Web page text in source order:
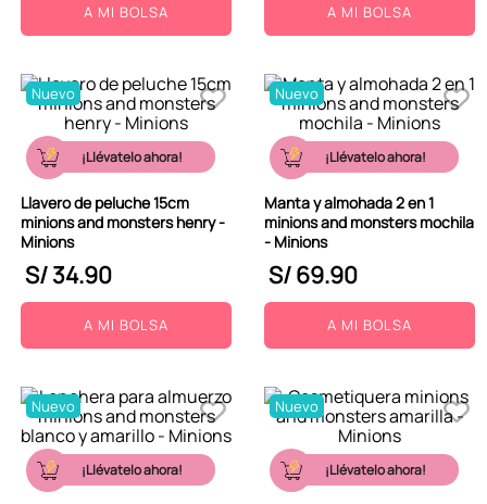
A MI BOLSA A MI BOLSA
Nuevo
¡Llévatelo ahora!
Llavero de peluche 15cm
minions and monsters henry -
Minions
S/34.90
A MI BOLSA
Nuevo
¡Llévatelo ahora!
Manta y almohada 2 en 1
minions and monsters mochila
- Minions
S/69.90
A MI BOLSA
Nuevo
¡Llévatelo ahora!
Nuevo
¡Llévatelo ahora!